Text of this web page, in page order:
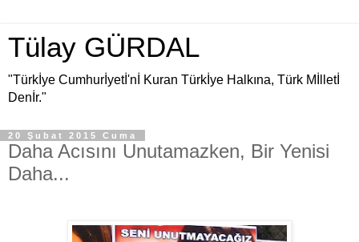
Tülay GÜRDAL
"Türkİye Cumhurİyetİ'nİ Kuran Türkİye Halkına, Türk Mİlletİ
Denİr."
20 Şubat 2015 Cuma
Daha Acısını Unutamazken, Bir Yenisi
Daha...